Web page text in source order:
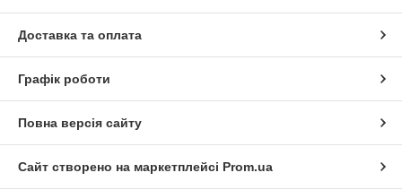
Доставка та оплата
Графік роботи
Повна версія сайту
Сайт створено на маркетплейсі Prom.ua